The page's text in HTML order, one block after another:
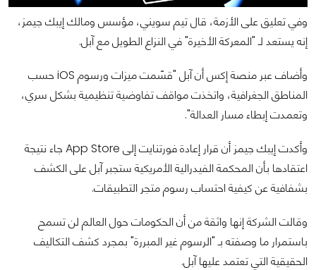
وفي تعليق على الأزمة، قال تيم سويني، مؤسس ومالك إيبك جيمز،
إنه يستعد لـ "المعركة الأخيرة" في النزاع الطويل مع آبل.
وأضاف عبر منصة إكس أن آبل "قسّمت ميزات ورسوم iOS حسب
المناطق الجغرافية، واتخذت مواقف تفاوضية تنظيمية بشكل سري،
وتعمدت إبطاء مسار العدالة".
وأكدت إيبك جيمز أن قرار إعادة فورتنايت إلى App Store جاء نتيجة
اعتقادها بأن المحكمة الفيدرالية الأمريكية ستجبر آبل على الكشف
بشفافية عن كيفية احتساب رسوم متجر التطبيقات.
وقالت الشركة إنها واثقة من أن الحكومات حول العالم لن تسمح
باستمرار ما وصفته بـ "الرسوم غير المبررة" بمجرد كشف التكاليف
الحقيقية التي تعتمد عليها آبل.